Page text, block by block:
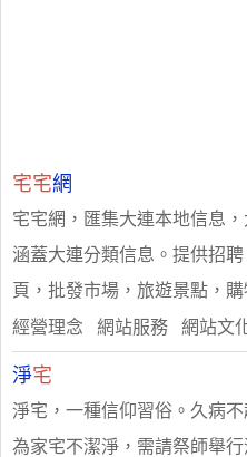
宅宅網
宅宅網，匯集大連本地信息
涵蓋大連分類信息。提供招
頁，批發市場，旅遊景點，
經營理念 網站服務 網站文
淨宅
淨宅，一種信仰習俗。久病
為家宅不潔淨，需請祭師舉